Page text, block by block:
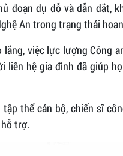
đoạn dụ dỗ và dẫn dắt,
An trong trạng thái
việc lực lượng Công
liên hệ gia đình đã giúp
thể cán bộ, chiến sĩ
trợ.